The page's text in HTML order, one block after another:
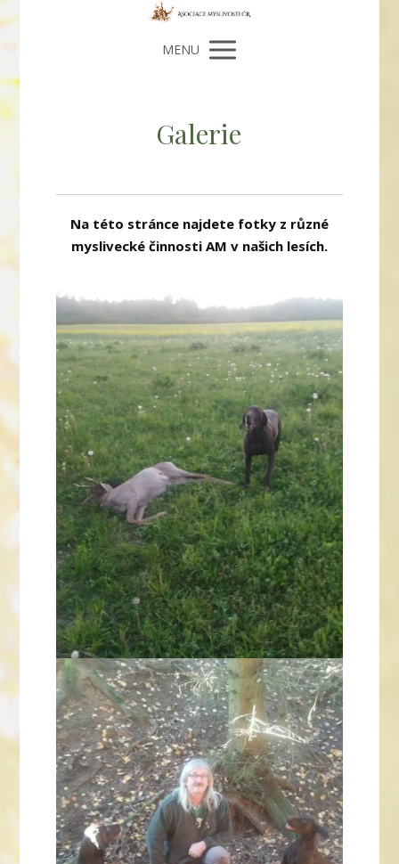
MENU
Galerie
Na této stránce najdete fotky z různé
myslivecké činnosti AM v našich lesích.